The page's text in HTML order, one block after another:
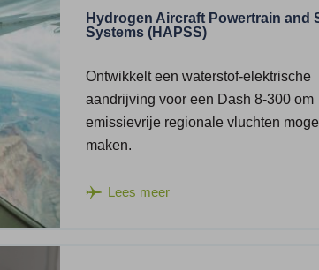
Hydrogen Aircraft Powertrain and
Systems (HAPSS)
Ontwikkelt een waterstof-elektrische
aandrijving voor een Dash 8-300 om
emissievrije regionale vluchten
maken.
Lees meer